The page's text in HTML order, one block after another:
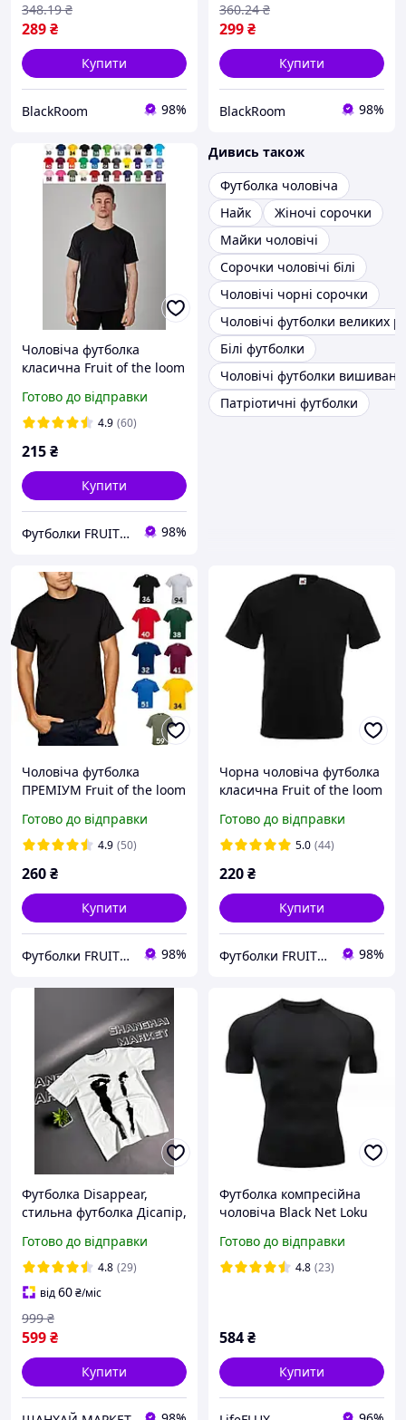
289₴
348.19 ₴
Купити
BlackRoom 98%
299₴
360.24 ₴
Купити
BlackRoom 98%
Чоловіча футболка
класична Fruit of the loom
бавовна вибір кольору
Готово до відправки
4.9 (60)
215₴
Купити
Футболки FRUIT 👕 98%
Дивись також
Футболка чоловіча
Найк
Жіночі сорочки
Майки чоловічі
Сорочки чоловічі білі
Чоловічі чорні сорочки
Чоловічі футболки великих
Білі футболки
Чоловічі футболки
Патріотичні футболки
Чоловіча футболка
ПРЕМІУМ Fruit of the loom
бавовна щільна якісна
205 г/м
Готово до відправки
4.9 (50)
260₴
Купити
Футболки FRUIT 👕 98%
Чорна чоловіча футболка
класична Fruit of the loom
100% бавовна базова
однотонна
Готово до відправки
5.0 (44)
220₴
Купити
Футболки FRUIT 👕 98%
Футболка Disappear,
стильна футболка Дісапір,
Готово до відправки
4.8 (29)
від60₴/міс
599₴
999 ₴
Купити
Футболка компресійна
чоловіча Black Net Loku
Готово до відправки
4.8 (23)
584₴
Купити